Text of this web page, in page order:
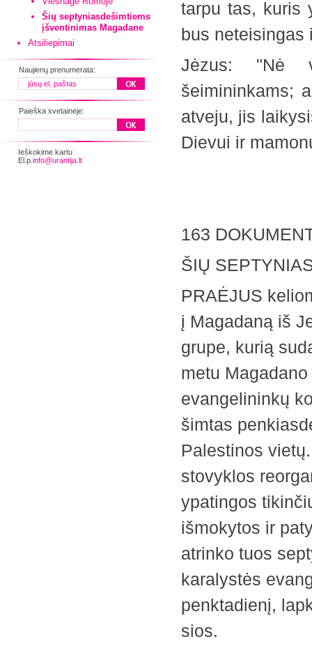
Šių septyniasdešimtiems
įšventinimas Magadane
Atsiliepimai
Naujienų prenumerata:
Paieška svetainėje:
Ieškokime kartu
El.p. info@urantija.lt
tarpu tas, kuris
bus neteisingas
Jėzus: "Nė
šeimininkams;
atveju, jis
Dievui ir
163
ŠIŲ
PRAĖJUS
į Magadaną iš
grupe, kurią
metu
evangelininkų
šimtas
Palestinos
stovyklos
ypatingos
išmokytos ir
atrinko tuos
karalystės
penktadienį,
sios.